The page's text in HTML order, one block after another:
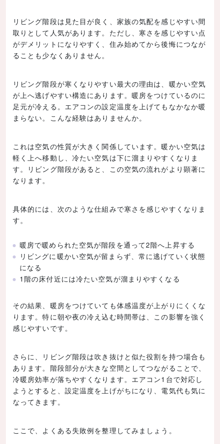
リビング階段は見た目が良く、家族の気配を感じやすい間
取りとして人気があります。ただし、寒さを感じやすい点
がデメリットになりやすく、住み始めてから後悔につなが
ることも少なくありません。
リビング階段が寒くなりやすい最大の理由は、暖かい空気
が上へ逃げやすい構造にあります。暖房をつけているのに
足元が冷える。エアコンの設定温度を上げてもなかなか暖
まらない。こんな経験はありませんか。
これは空気の性質が大きく関係しています。暖かい空気は
軽く上へ移動し、冷たい空気は下に溜まりやすくなりま
す。リビング階段があると、この空気の流れがより顕著に
なります。
具体的には、次のような仕組みで寒さを感じやすくなりま
す。
暖房で暖められた空気が階段を通って2階へ上昇する
リビングに暖かい空気が留まらず、常に逃げていく状態
になる
1階の床付近には冷たい空気が溜まりやすくなる
その結果、暖房をつけていても体感温度が上がりにくくな
ります。特に朝や夜の冷え込む時間帯は、この影響を強く
感じやすいです。
さらに、リビング階段は吹き抜けと似た役割を持つ場合も
あります。階段部分が大きな空間としてつながることで、
冷暖房効率が落ちやすくなります。エアコン1台で対応し
ようとすると、設定温度を上げがちになり、電気代も気に
なってきます。
ここで、よくある失敗例を整理してみましょう。